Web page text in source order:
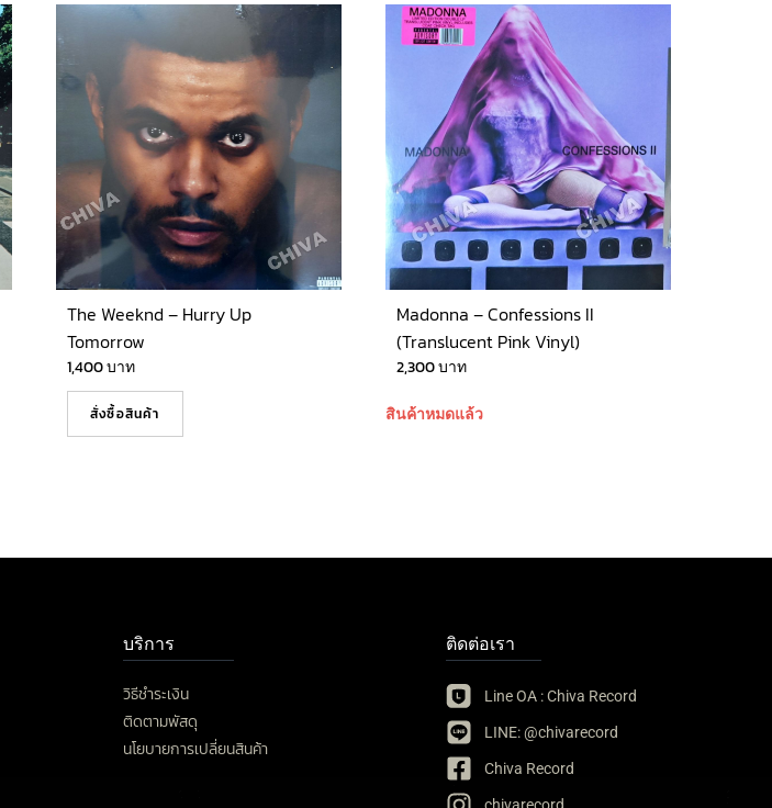
The Weeknd – Hurry Up
Tomorrow
1,400บาท
สั่งซื้อสินค้า
Madonna – Confessions II
(Translucent Pink Vinyl)
2,300บาท
สินค้าหมดแล้ว
บริการ
วิธีชำระเงิน
ติดตามพัสดุ
นโยบายการเปลี่ยนสินค้า
ติดต่อเรา
Line OA : Chiva Record
LINE: @chivarecord
Chiva Record
chivarecord